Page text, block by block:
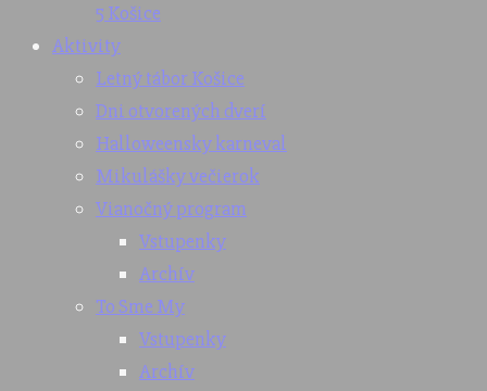
5 Košice
Aktivity
Letný tábor Košice
Dni otvorených dverí
Halloweensky karneval
Mikulášky večierok
Vianočný program
Vstupenky
Archív
To Sme My
Vstupenky
Archív